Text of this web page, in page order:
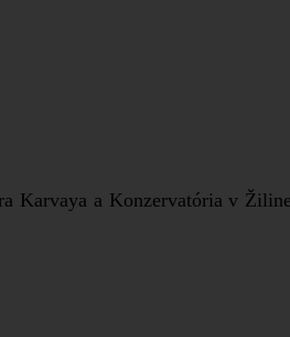
Karvaya a Konzervatória v